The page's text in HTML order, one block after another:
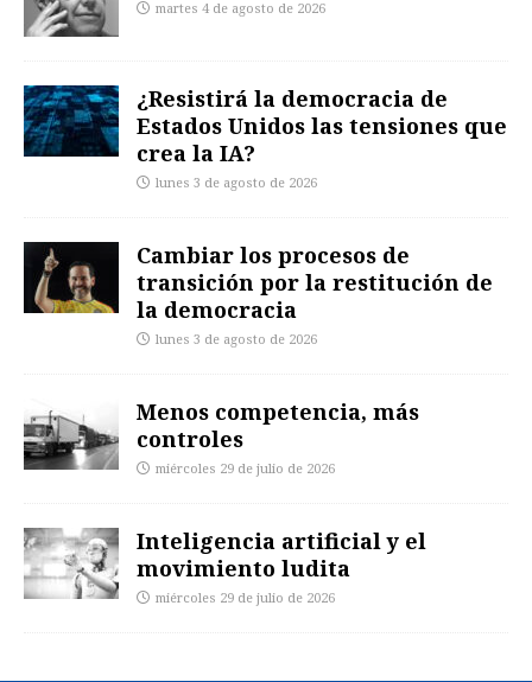
martes 4 de agosto de 2026
¿Resistirá la democracia de
Estados Unidos las tensiones que
crea la IA?
lunes 3 de agosto de 2026
Cambiar los procesos de
transición por la restitución de
la democracia
lunes 3 de agosto de 2026
Menos competencia, más
controles
miércoles 29 de julio de 2026
Inteligencia artificial y el
movimiento ludita
miércoles 29 de julio de 2026